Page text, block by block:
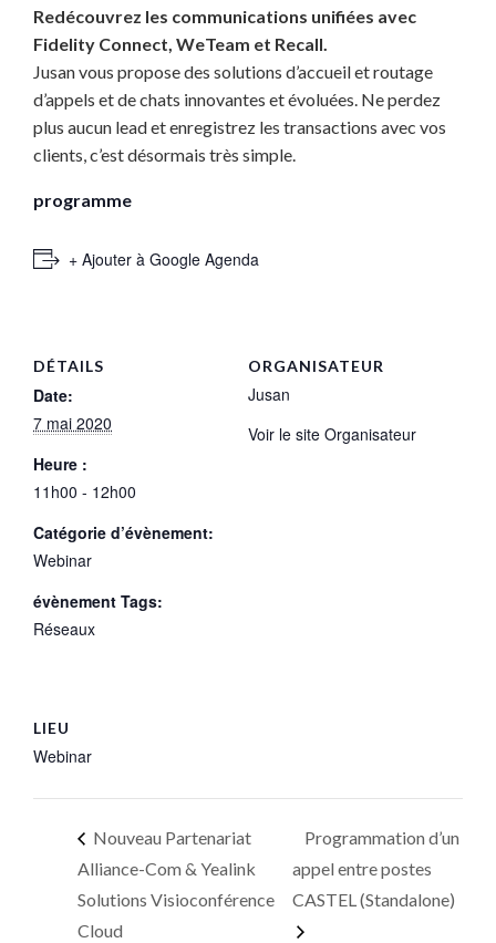
Redécouvrez les communications unifiées avec
Fidelity Connect, WeTeam et Recall.
Jusan vous propose des solutions d’accueil et routage
d’appels et de chats innovantes et évoluées. Ne perdez
plus aucun lead et enregistrez les transactions avec vos
clients, c’est désormais très simple.
programme
+ Ajouter à Google Agenda
DÉTAILS
Date:
7 mai 2020
Heure :
11h00 - 12h00
Catégorie d’évènement:
Webinar
évènement Tags:
Réseaux
ORGANISATEUR
Jusan
Voir le site Organisateur
LIEU
Webinar
Nouveau Partenariat
Alliance-Com & Yealink
Solutions Visioconférence
Cloud
Programmation d’un
appel entre postes
CASTEL (Standalone)